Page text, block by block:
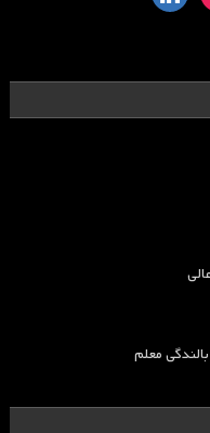
معلم